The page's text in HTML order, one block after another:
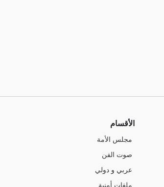
الأقسام
مجلس الأمة
صوت الفن
عربي و دولي
ملفات أمنية